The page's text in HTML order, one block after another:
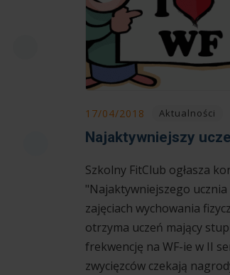
17/04/2018 Aktualności
Najaktywniejszy
Szkolny FitClub ogłasza
"Najaktywniejszego
zajęciach wychowania
otrzyma uczeń mający
frekwencję na WF-ie w II
zwycięzców czekają